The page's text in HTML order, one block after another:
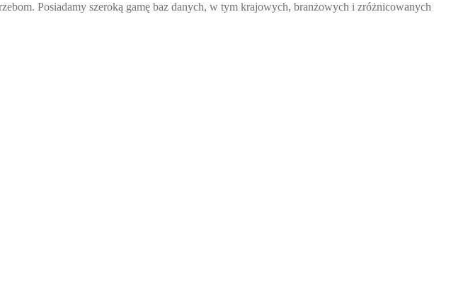
Posiadamy szeroką gamę baz danych, w tym krajowych, branżowych i zróżnicowanych